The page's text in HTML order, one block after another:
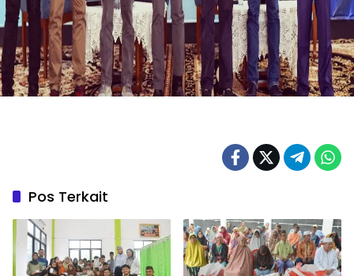
Pos Terkait